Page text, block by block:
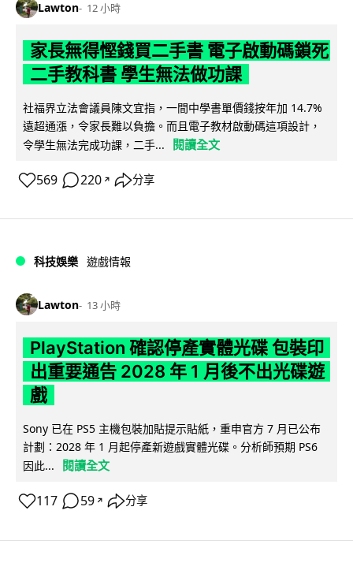
Lawton 12 小時
家長無得慳錢買二手書 電子啟動碼鎖死
二手教科書 學生無法做功課
社福界立法會議員陳文宜指，一間中學書單價錢按年加 14.7%
遠超通漲，令家長難以負擔。而且電子教材啟動碼這項設計，
令學生無法完成功課，二手...
閱讀全文
569 220 ↗ 分享
科技娛樂 遊戲情報
Lawton 13 小時
PlayStation 確認停產實體光碟 包裝印
出重要通告 2028 年 1 月後不出光碟遊
戲
Sony 已在 PS5 主機包裝加貼提示貼紙，重申官方 7 月已公布
計劃：2028 年 1 月起停產新遊戲實體光碟。分析師預期 PS6
因此...
閱讀全文
117 59 ↗ 分享